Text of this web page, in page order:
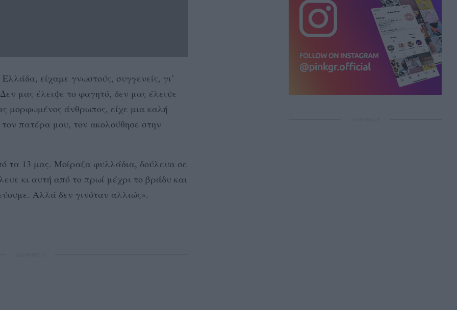
είχαμε γνωστούς, συγγενείς, γι’
μας έλειψε το φαγητό, δεν μας έλειψε
μορφωμένος άνθρωπος, είχε μια καλή
πατέρα μου, τον ακολούθησε στην
τα 13 μας. Μοίραζα φυλλάδια, δούλευα σε
κι αυτή από το πρωί μέχρι το βράδυ και
Αλλά δεν γινόταν αλλιώς».